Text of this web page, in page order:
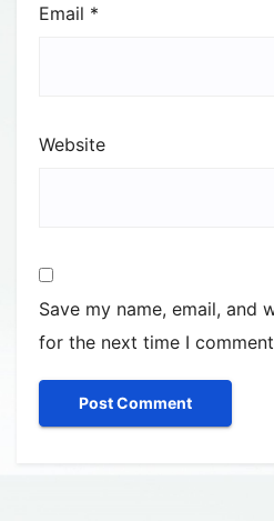
Email *
Website
Save my name, email, and
for the next time I